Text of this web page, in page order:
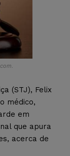
(STJ), Felix
médico,
em
que apura
acerca de